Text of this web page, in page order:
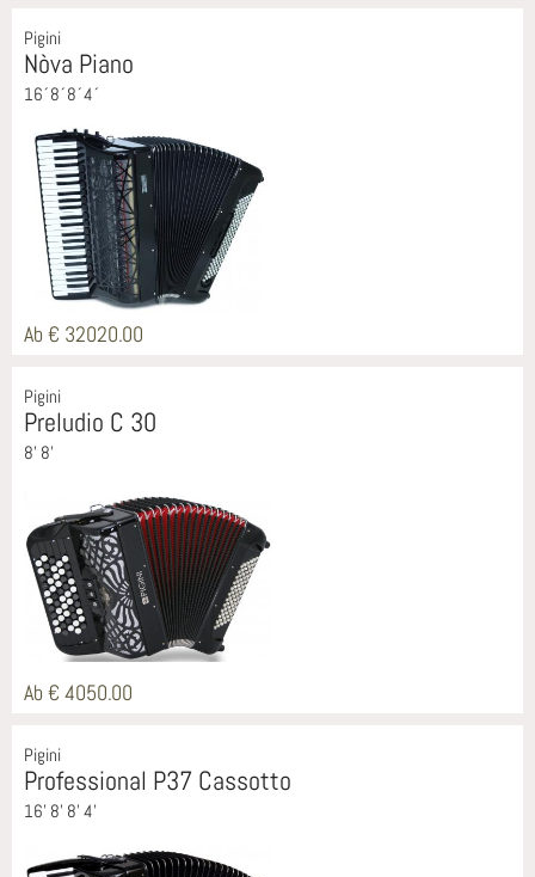
Pigini
Nòva Piano
16´8´8´4´
Ab € 32020.00
Pigini
Preludio C 30
8' 8'
Ab € 4050.00
Pigini
Professional P37 Cassotto
16' 8' 8' 4'